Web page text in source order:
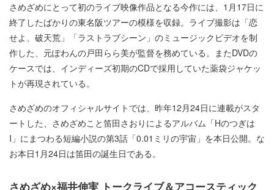
さめざめにとって初のライブ映像作品となる今作には、1月17日に
終了したばかりの東名阪ツアーの模様を収録。ライブ撮影は「恋
せよ、破天荒」「ラストラブシーン」のミュージックビデオを制
作した、元ぽわんの戸田らら美が監督を務めている。またDVDの
ケースでは、インディーズ初期のCDで採用していた薬袋ジャケッ
トが再現されている。
さめざめのオフィシャルサイトでは、昨年12月24日に連載がスタ
ートした、さめざめこと笛田さおりによるアルバム「Hのつぎは
I」にまつわる短編小説の第3話「0.01ミリの宇宙」を本日公開。な
お本日1月24日は笛田の誕生日である。
さめざめ×福井伸実 トークライブ＆アコースティック